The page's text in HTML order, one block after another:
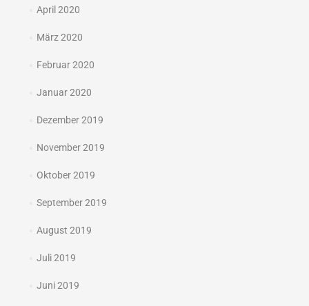
April 2020
März 2020
Februar 2020
Januar 2020
Dezember 2019
November 2019
Oktober 2019
September 2019
August 2019
Juli 2019
Juni 2019